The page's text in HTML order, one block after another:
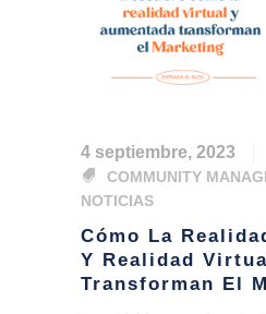
4 septiembre, 2023
COMMUNITY
NOTICIAS
Cómo La
Y Realidad
Transforman El